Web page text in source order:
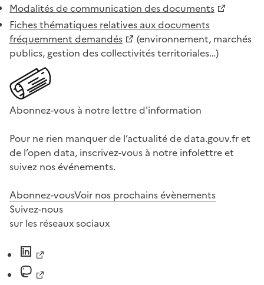
Modalités de communication des documents
Fiches thématiques relatives aux documents
fréquemment demandés
(environnement, marchés
publics, gestion des collectivités territoriales…)
Abonnez-vous à notre lettre d'information
Pour ne rien manquer de l’actualité de data.gouv.fr et
de l’open data, inscrivez-vous à notre infolettre et
suivez nos événements.
Abonnez-vousVoir nos prochains évènements
Suivez-nous
sur les réseaux sociaux